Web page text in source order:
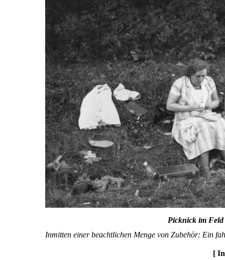
Picknick im
Inmitten einer beachtlichen Menge von Zubehör: Ein
[